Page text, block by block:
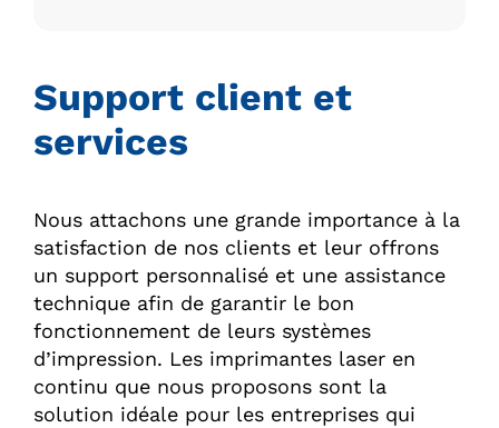
Support client et
services
Nous attachons une grande importance à la
satisfaction de nos clients et leur offrons
un support personnalisé et une assistance
technique afin de garantir le bon
fonctionnement de leurs systèmes
d’impression. Les imprimantes laser en
continu que nous proposons sont la
solution idéale pour les entreprises qui